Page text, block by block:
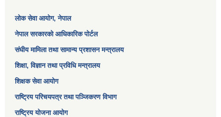
लोक सेवा आयोग, नेपाल
नेपाल सरकारको आधिकारिक पोर्टल
संघीय मामिला तथा सामान्य प्रशासन मन्त्रालय
शिक्षा, विज्ञान तथा प्रविधि मन्त्रालय
शिक्षक सेवा आयोग
राष्ट्रिय परिचयपत्र तथा पञ्जिकरण विभाग
राष्ट्रिय योजना आयोग